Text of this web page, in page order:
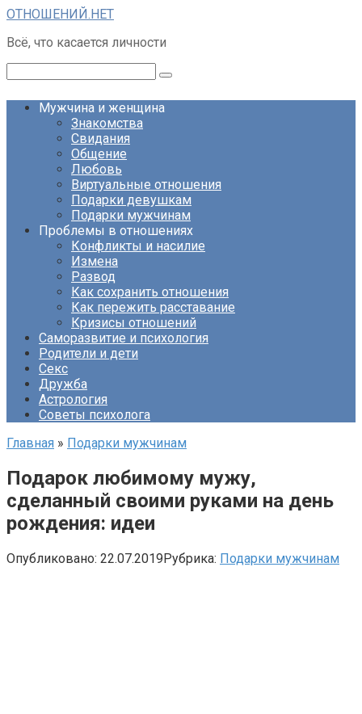
Перейти
контенту
ОТНОШЕНИЙ.НЕТ
Всё, что касается личности
Мужчина и женщина
Знакомства
Свидания
Общение
Любовь
Виртуальные отношения
Подарки девушкам
Подарки мужчинам
Проблемы в отношениях
Конфликты и насилие
Измена
Развод
Как сохранить отношения
Как пережить расставание
Кризисы отношений
Саморазвитие и психология
Родители и дети
Секс
Дружба
Астрология
Советы психолога
Главная » Подарки мужчинам
Подарок любимому мужу,
сделанный своими руками на день
рождения: идеи
Опубликовано: 22.07.2019Рубрика: Подарки мужчинам